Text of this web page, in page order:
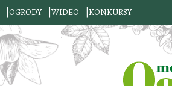
OGRODY WIDEO KONKURSY